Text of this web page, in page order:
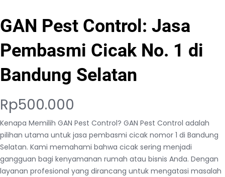
GAN Pest Control: Jasa
Pembasmi Cicak No. 1 di
Bandung Selatan
Rp500.000
Kenapa Memilih GAN Pest Control? GAN Pest Control adalah
pilihan utama untuk jasa pembasmi cicak nomor 1 di Bandung
Selatan. Kami memahami bahwa cicak sering menjadi
gangguan bagi kenyamanan rumah atau bisnis Anda. Dengan
layanan profesional yang dirancang untuk mengatasi masalah